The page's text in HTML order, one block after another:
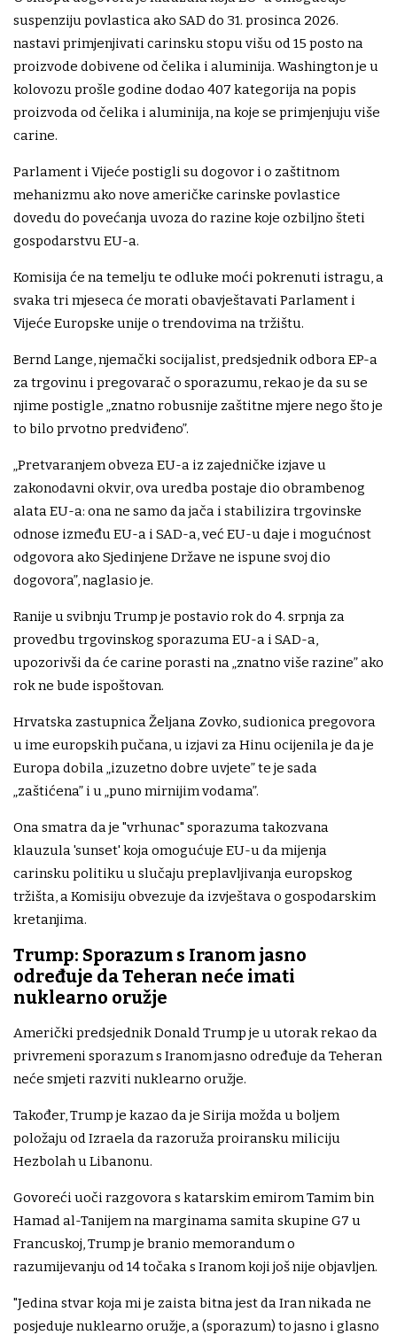
suspenziju povlastica ako SAD do 31. prosinca 2026.
nastavi primjenjivati carinsku stopu višu od 15 posto na
proizvode dobivene od čelika i aluminija. Washington je u
kolovozu prošle godine dodao 407 kategorija na popis
proizvoda od čelika i aluminija, na koje se primjenjuju više
carine.
Parlament i Vijeće postigli su dogovor i o zaštitnom
mehanizmu ako nove američke carinske povlastice
dovedu do povećanja uvoza do razine koje ozbiljno šteti
gospodarstvu EU-a.
Komisija će na temelju te odluke moći pokrenuti istragu, a
svaka tri mjeseca će morati obavještavati Parlament i
Vijeće Europske unije o trendovima na tržištu.
Bernd Lange, njemački socijalist, predsjednik odbora EP-a
za trgovinu i pregovarač o sporazumu, rekao je da su se
njime postigle „znatno robusnije zaštitne mjere nego što je
to bilo prvotno predviđeno”.
„Pretvaranjem obveza EU-a iz zajedničke izjave u
zakonodavni okvir, ova uredba postaje dio obrambenog
alata EU-a: ona ne samo da jača i stabilizira trgovinske
odnose između EU-a i SAD-a, već EU-u daje i mogućnost
odgovora ako Sjedinjene Države ne ispune svoj dio
dogovora”, naglasio je.
Ranije u svibnju Trump je postavio rok do 4. srpnja za
provedbu trgovinskog sporazuma EU-a i SAD-a,
upozorivši da će carine porasti na „znatno više razine” ako
rok ne bude ispoštovan.
Hrvatska zastupnica Željana Zovko, sudionica pregovora
u ime europskih pučana, u izjavi za Hinu ocijenila je da je
Europa dobila „izuzetno dobre uvjete” te je sada
„zaštićena” i u „puno mirnijim vodama”.
Ona smatra da je "vrhunac" sporazuma takozvana
klauzula 'sunset' koja omogućuje EU-u da mijenja
carinsku politiku u slučaju preplavljivanja europskog
tržišta, a Komisiju obvezuje da izvještava o gospodarskim
kretanjima.
Trump: Sporazum s Iranom jasno
određuje da Teheran neće imati
nuklearno oružje
Američki predsjednik Donald Trump je u utorak rekao da
privremeni sporazum s Iranom jasno određuje da Teheran
neće smjeti razviti nuklearno oružje.
Također, Trump je kazao da je Sirija možda u boljem
položaju od Izraela da razoruža proiransku miliciju
Hezbolah u Libanonu.
Govoreći uoči razgovora s katarskim emirom Tamim bin
Hamad al-Tanijem na marginama samita skupine G7 u
Francuskoj, Trump je branio memorandum o
razumijevanju od 14 točaka s Iranom koji još nije objavljen.
"Jedina stvar koja mi je zaista bitna jest da Iran nikada ne
posjeduje nuklearno oružje, a (sporazum) to jasno i glasno